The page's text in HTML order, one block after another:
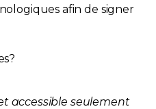
afin de signer
accessible seulement